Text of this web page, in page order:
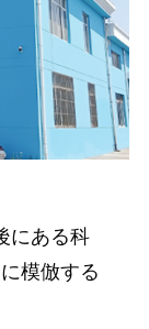
にある科
模倣する